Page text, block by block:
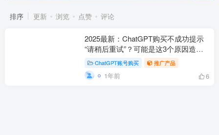
排序 更新 浏览 点赞 评论
2025最新：ChatGPT购买不成功提示
“请稍后重试”？可能是这3个原因造成
的
ChatGPT账号购买 推广产品
1年前 6